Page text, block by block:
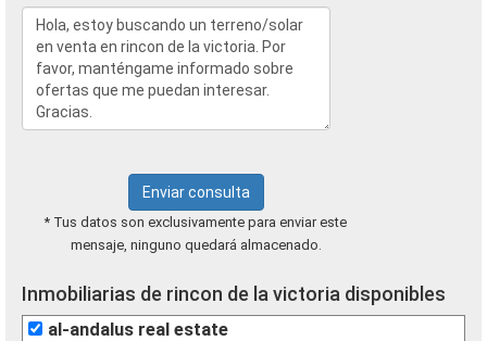
Enviar consulta
* Tus datos son exclusivamente para enviar este
mensaje, ninguno quedará almacenado.
Inmobiliarias de rincon de la victoria disponibles
al-andalus real estate